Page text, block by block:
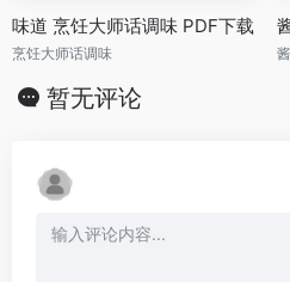
味道 烹饪大师话调味 PDF下载
烹饪大师话调味
暂无评论